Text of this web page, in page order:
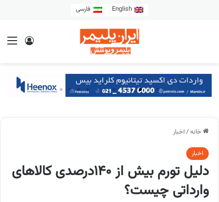
English فارسی
خانه/ اخبار
اخبار
دلیل تورم بیش از 140درصدی کالاهای
وارداتی چیست؟